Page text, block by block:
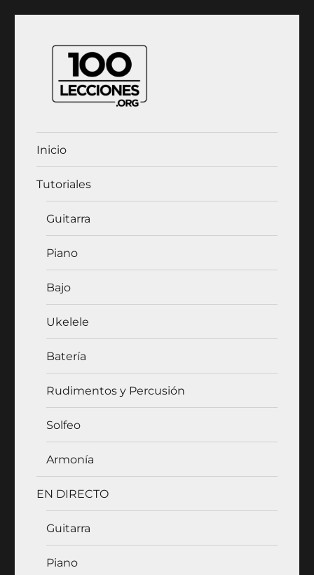
100Lecciones.Org
Inicio
Tutoriales
Guitarra
Piano
Bajo
Ukelele
Batería
Rudimentos y Percusión
Solfeo
Armonía
EN DIRECTO
Guitarra
Piano